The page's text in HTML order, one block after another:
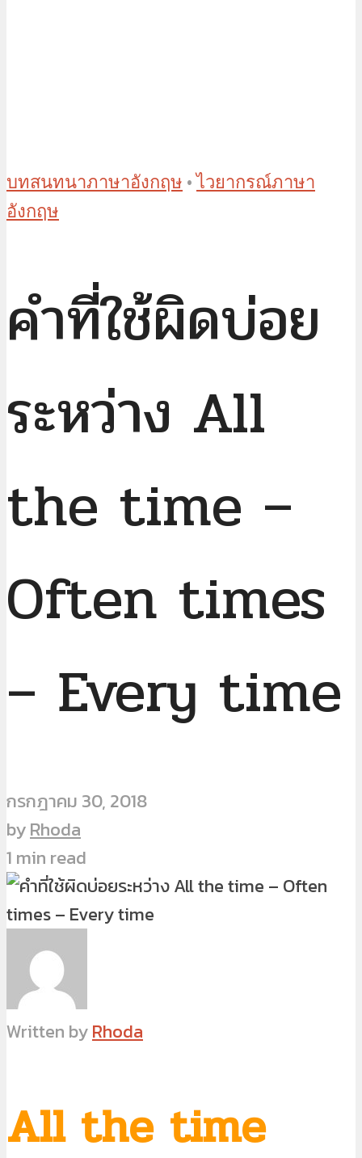
บทสนทนาภาษาอังกฤษ • ไวยากรณ์ภาษา
อังกฤษ
คำที่ใช้ผิดบ่อย
ระหว่าง All
the time –
Often times
– Every time
กรกฎาคม 30, 2018
byRhoda
1 min read
Written byRhoda
All the time